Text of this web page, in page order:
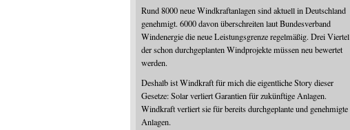
Rund 8000 neue Windkraftanlagen sind aktuell in Deutschland
genehmigt. 6000 davon überschreiten laut Bundesverband
Windenergie die neue Leistungsgrenze regelmäßig. Drei Viertel
der schon durchgeplanten Windprojekte müssen neu bewertet
werden.
Deshalb ist Windkraft für mich die eigentliche Story dieser
Gesetze: Solar verliert Garantien für zukünftige Anlagen.
Windkraft verliert sie für bereits durchgeplante und genehmigte
Anlagen.